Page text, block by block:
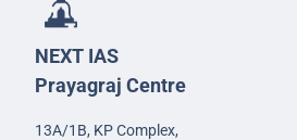
NEXT IAS
Prayagraj Centre
13A/1B, KP Complex,